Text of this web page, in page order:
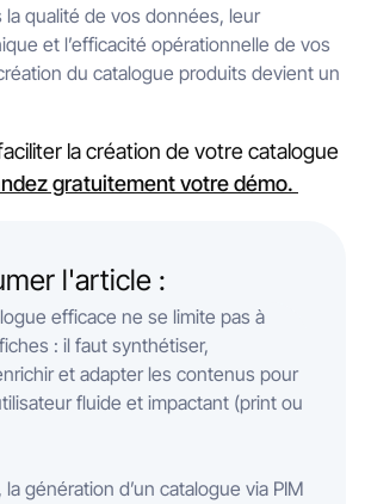
la qualité de vos données, leur
et l’efficacité opérationnelle de vos
du catalogue produits devient un
la création de votre catalogue
gratuitement votre démo.
l'article :
efficace ne se limite pas à
: il faut synthétiser,
et adapter les contenus pour
fluide et impactant (print ou
la génération d’un catalogue via PIM